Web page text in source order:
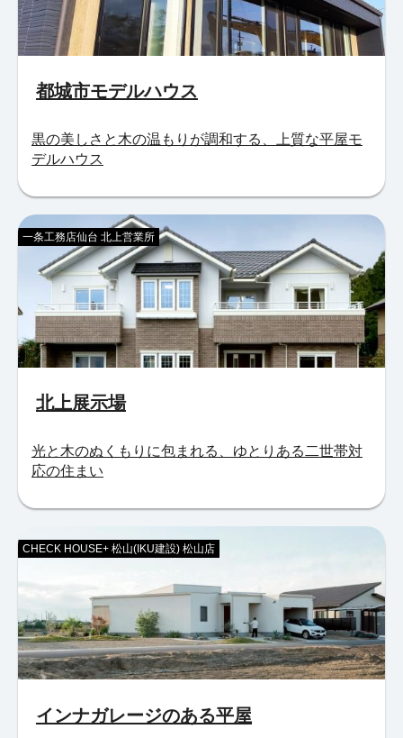
都城市モデルハウス
黒の美しさと木の温もりが調和する、上質な平屋モ
デルハウス
北上展示場
一条工務店仙台 北上営業所
光と木のぬくもりに包まれる、ゆとりある二世帯対
応の住まい
インナガレージのある平屋
CHECK HOUSE+ 松山(IKU建設) 松山店